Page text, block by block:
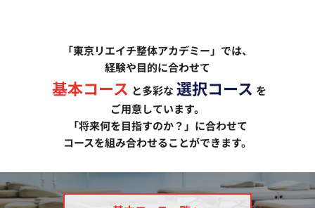
「東京リエイチ整体アカデミー」では、
経験や目的に合わせて
基本コース と多彩な 選択コース を
ご用意しています。
「将来何を目指すのか？」に合わせて
コースを組み合わせることができます。